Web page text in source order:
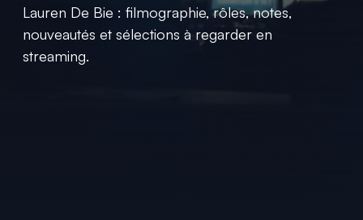
Lauren De Bie : filmographie, rôles, notes,
nouveautés et sélections à regarder en
streaming.